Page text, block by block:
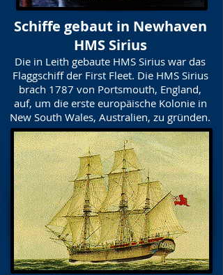
Schiffe gebaut in Newhaven
HMS Sirius
Die in Leith gebaute HMS Sirius war das
Flaggschiff der First Fleet. Die HMS Sirius
brach 1787 von Portsmouth, England,
auf, um die erste europäische Kolonie in
New South Wales, Australien, zu gründen.